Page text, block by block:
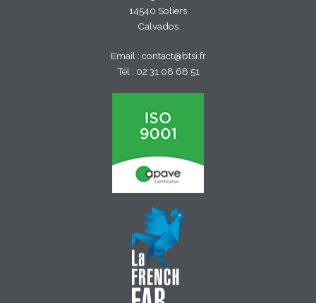
14540 Soliers
Calvados
Email : contact@btsi.fr
Tél : 02 31 08 68 51